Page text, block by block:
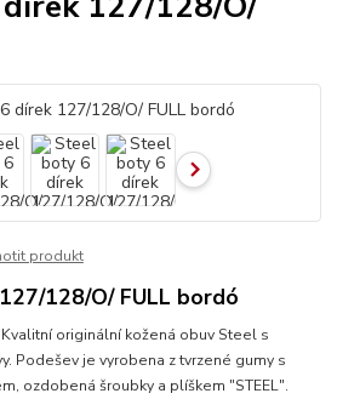
produkt
128/O/ FULL bordó
originální kožená obuv Steel s
Podešev je vyrobena z tvrzené gumy s
ozdobená šroubky a plíškem "STEEL".